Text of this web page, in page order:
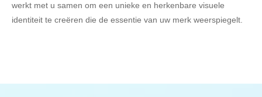
werkt met u samen om een unieke en herkenbare visuele
identiteit te creëren die de essentie van uw merk weerspiegelt.